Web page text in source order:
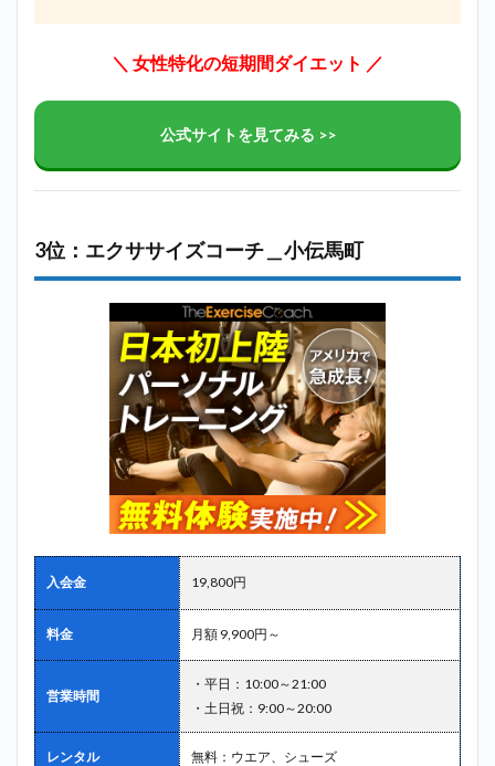
＼ 女性特化の短期間ダイエット ／
公式サイトを見てみる >>
3位：エクササイズコーチ＿小伝馬町
入会金 19,800円
料金 月額 9,900円～
営業時間
・平日：10:00～21:00
・土日祝：9:00～20:00
レンタル 無料：ウエア、シューズ